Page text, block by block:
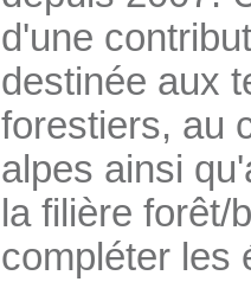
d'une
destinée aux
forestiers, au
alpes ainsi
la filière forêt/
compléter les